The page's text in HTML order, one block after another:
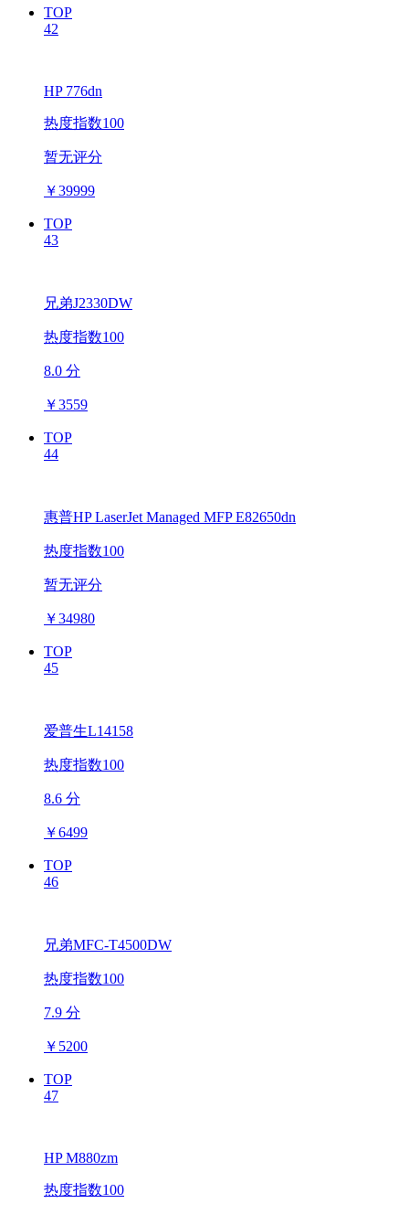
TOP
42
HP 776dn
热度指数100
暂无评分
￥39999
TOP
43
兄弟J2330DW
热度指数100
8.0 分
￥3559
TOP
44
惠普HP LaserJet Managed MFP E82650dn
热度指数100
暂无评分
￥34980
TOP
45
爱普生L14158
热度指数100
8.6 分
￥6499
TOP
46
兄弟MFC-T4500DW
热度指数100
7.9 分
￥ 5200
TOP
47
HP M880zm
热度指数100